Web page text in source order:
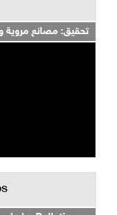
تحقيق: مصانع مروية